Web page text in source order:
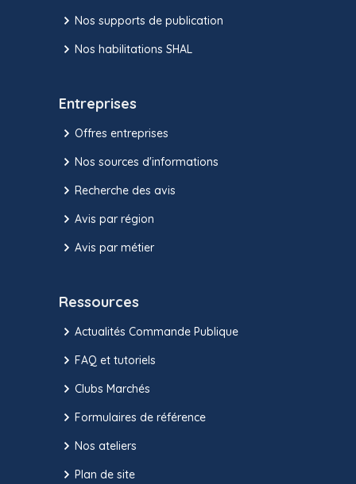
Nos supports de publication
Nos habilitations SHAL
Entreprises
Offres entreprises
Nos sources d'informations
Recherche des avis
Avis par région
Avis par métier
Ressources
Actualités Commande Publique
FAQ et tutoriels
Clubs Marchés
Formulaires de référence
Nos ateliers
Plan de site